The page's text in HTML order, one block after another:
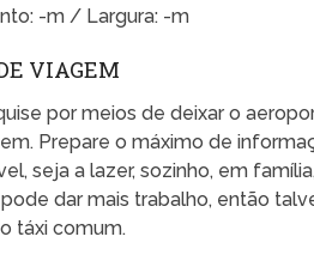
-m / Largura: -m
VIAGEM
por meios de deixar o
Prepare o máximo de
seja a lazer, sozinho, em
dar mais trabalho, então
táxi comum.